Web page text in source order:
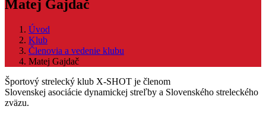
Matej Gajdač
Úvod
Klub
Členovia a vedenie klubu
Matej Gajdač
Športový strelecký klub X-SHOT je členom
Slovenskej asociácie dynamickej streľby a Slovenského streleckého
zväzu.